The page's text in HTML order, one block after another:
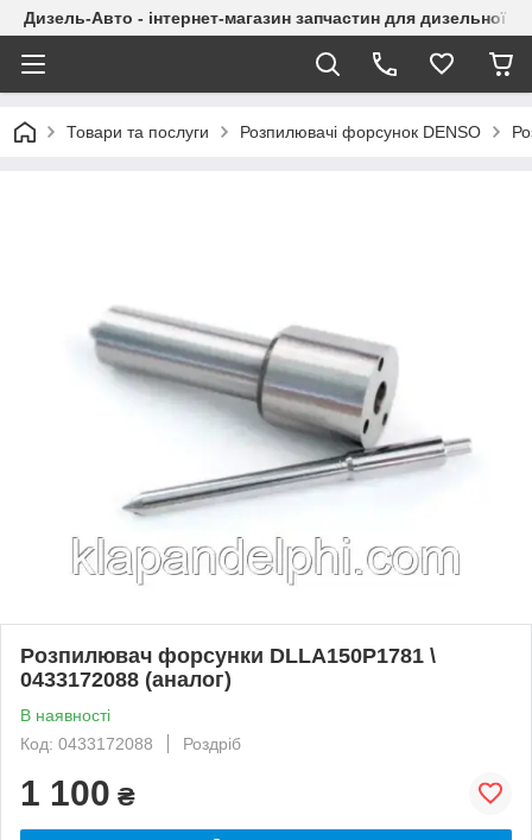
Дизель-Авто - інтернет-магазин запчастин для дизельної
Товари та послуги Розпилювачі форсунок DENSO
Розпилювач форсунки DLLA150P1781 \
0433172088 (аналог)
В наявності
Код: 0433172088
Роздріб
1 100 ₴